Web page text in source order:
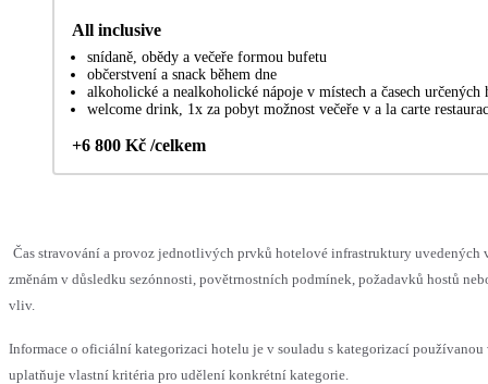
All inclusive
snídaně, obědy a večeře formou bufetu
občerstvení a snack během dne
alkoholické a nealkoholické nápoje v místech a časech určených
welcome drink, 1x za pobyt možnost večeře v a la carte
+6 800 Kč /celkem
Čas stravování a provoz jednotlivých prvků hotelové infrastruktury uvedených
změnám v důsledku sezónnosti, povětrnostních podmínek, požadavků hostů
vliv.
Informace o oficiální kategorizaci hotelu je v souladu s kategorizací používanou
uplatňuje vlastní kritéria pro udělení konkrétní kategorie.